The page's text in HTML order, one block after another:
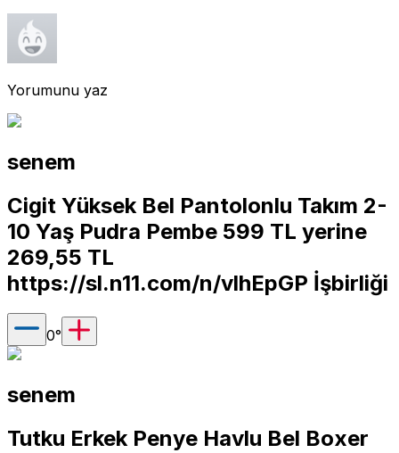
Yorumunu yaz
senem
Cigit Yüksek Bel Pantolonlu Takım 2-
10 Yaş Pudra Pembe 599 TL yerine
269,55 TL
https://sl.n11.com/n/vlhEpGP İşbirliği
0°
senem
Tutku Erkek Penye Havlu Bel Boxer